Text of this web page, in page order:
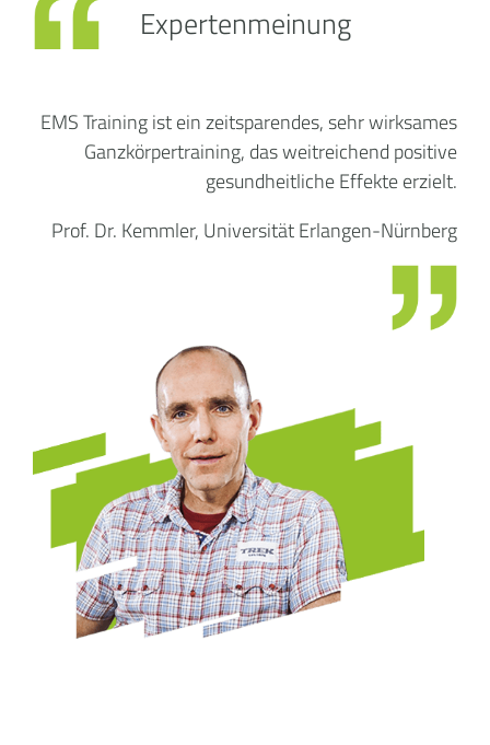
EMS Training ist ein zeitsparendes, sehr wirksames
Ganzkörpertraining, das weitreichend positive
gesundheitliche Effekte erzielt.
Prof. Dr. Kemmler, Universität Erlangen-Nürnberg
Expertenmeinung